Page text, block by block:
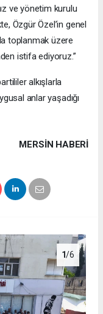
ve yönetim kurulu
Özgür Özel’in genel
toplanmak üzere
istifa ediyoruz.”
alkışlarla
anlar yaşadığı
MERSIN HABERİ
1/6